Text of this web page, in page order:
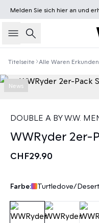
Melden Sie sich hieran und
Suche
Titelseite Alle Waren Erkunden
News
DOUBLE A BY W.W.
WWRyder 2er-
CHF29.90
Farbe: Turtledove/